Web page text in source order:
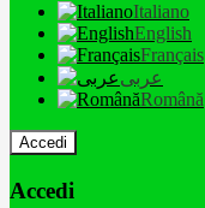
Italiano
English
Français
عربى
Română
Accedi
Accedi